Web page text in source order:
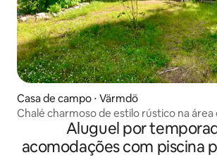
Casa de campo ⋅ Värmdö
Chalé charmoso de estilo rústico na
Aluguel por
acomodações com piscina